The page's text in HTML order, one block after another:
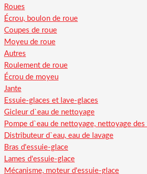
Roues
Écrou, boulon de roue
Coupes de roue
Moyeu de roue
Autres
Roulement de roue
Écrou de moyeu
Jante
Essuie-glaces et lave-glaces
Gicleur d`eau de nettoyage
Pompe d`eau de nettoyage, nettoyage
Distributeur d`eau, eau de lavage
Bras d'essuie-glace
Lames d'essuie-glace
Mécanisme, moteur d'essuie-glace